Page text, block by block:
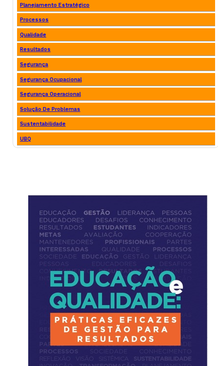
Planejamento Estratégico
Processos
Qualidade
Resultados
Segurança
Segurança Ocupacional
Segurança Operacional
Solução De Problemas
Sustentabilidade
UBQ